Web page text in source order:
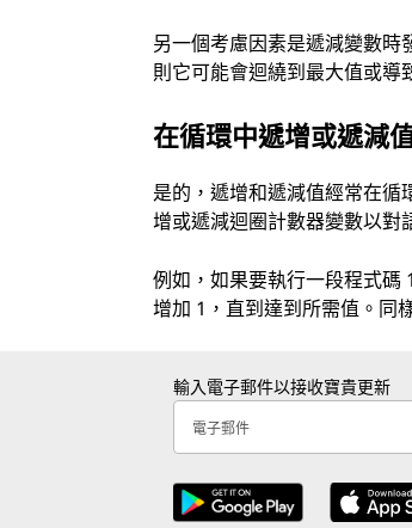
另一個考慮因素是遞減變數時
則它可能會迴繞到最大值或導
在循環中遞增或遞減
是的，遞增和遞減值經常在
增或遞減迴圈計數器變數以對
例如，如果要執行一段程式碼
增加 1，直到達到所需值。同
輸入電子郵件以接收寶貴更新
電子郵件